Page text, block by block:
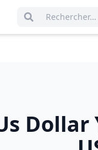
Rechercher…
Dollar